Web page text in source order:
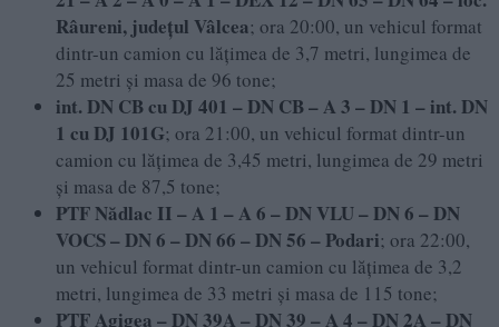
Râureni, județul Vâlcea; ora 20:00, un vehicul format
dintr-un camion cu lățimea de 3,7 metri, lungimea de
25 metri și masa de 96 tone;
int. DN CB cu DJ 401 – DN CB – A 3 – DN 1 – int. DN
1 cu DJ 101G; ora 21:00, un vehicul format dintr-un
camion cu lățimea de 3,45 metri, lungimea de 29 metri
și masa de 87,5 tone;
PTF Nădlac II – A 1 – A 6 – DN VLU – DN 6 – DN
VOCS – DN 6 – DN 66 – DN 56 – Podari; ora 22:00,
un vehicul format dintr-un camion cu lățimea de 3,2
metri, lungimea de 33 metri și masa de 115 tone;
PTF Agigea – DN 39A – DN 39 – A 4 – DN 2A – DN